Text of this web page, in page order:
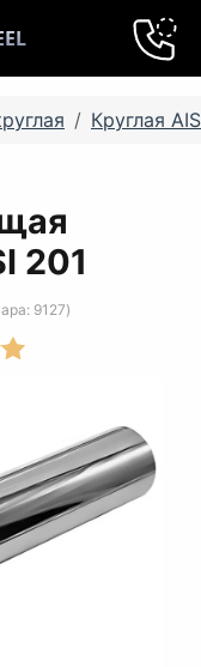
Круглая
201
9127)